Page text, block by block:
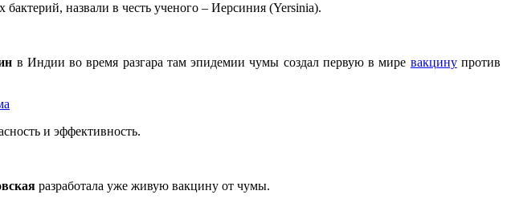
назвали в честь ученого – Иерсиния (Yersinia).
в Индии во время разгара там эпидемии чумы создал первую в мире вакцинупротив
и эффективность.
разработала уже живую вакцину от чумы.